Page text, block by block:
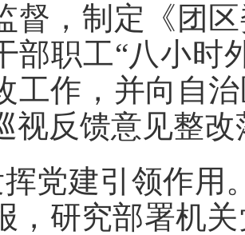
督，制定《团
部职工“八小时
工作，并向自
视反馈意见整
挥党建引领作用
，研究部署机